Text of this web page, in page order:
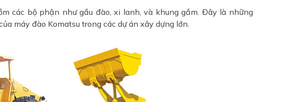
các bộ phận như gầu đào, xi lanh, và khung gầm. Đây là những
máy đào Komatsu trong các dự án xây dựng lớn.